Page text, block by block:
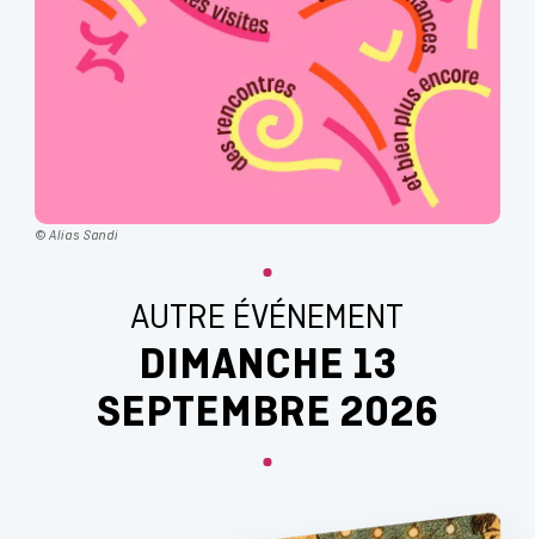
© Alias Sandi
AUTRE ÉVÉNEMENT
DIMANCHE 13
SEPTEMBRE 2026